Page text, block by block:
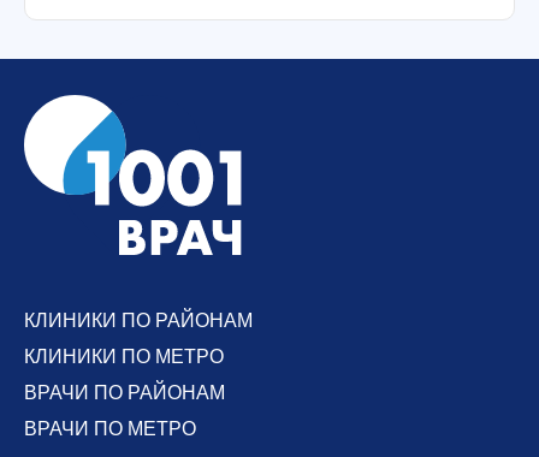
КЛИНИКИ ПО РАЙОНАМ
КЛИНИКИ ПО МЕТРО
ВРАЧИ ПО РАЙОНАМ
ВРАЧИ ПО МЕТРО